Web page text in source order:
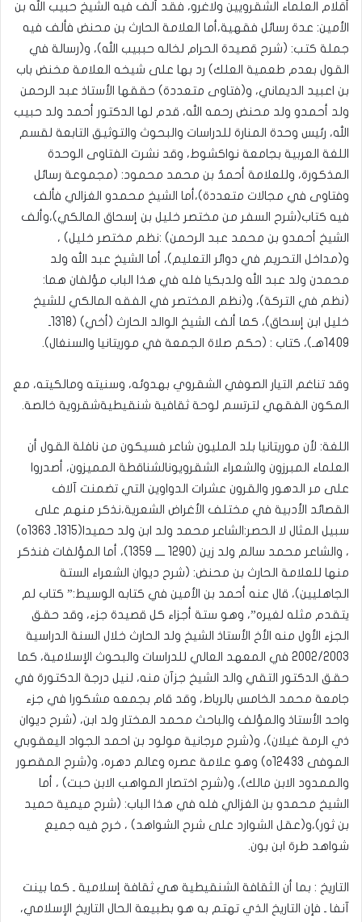
أقلام العلماء الشقرويين ولاغرو، فقد ألف فيه الشيخ حبيب الله بن
الأمين: عدة رسائل فقهية،أما العلامة الحارث بن محنض فألف فيه
جملة كتب: (شرح قصيدة الحرام لخاله حببيب الله)، و(رسالة في
القول بعدم طعمية العلك) رد بها على شيخه العلامة مخنض باب
بن اعبيد الديماني، و(فتاوى متعددة) حققها الأستاذ عبد الرحمن
ولد أحمدو ولد محنض رحمه الله، قدم لها الدكتور أحمد ولد حبيب
الله، رئيس وحدة المنارة للدراسات والبحوث والتوثيق التابعة لقسم
اللغة العربية بجامعة نواكشوط، وقد نشرت الفتاوى الوحدة
المذكورة، وللعلامة أحمدُ بن محمد محمود: (مجموعة رسائل
وفتاوى في مجالات متعددة)،أما الشيخ محمدو الغزالي فألف
فيه كتاب(شرح السفر من مختصر خليل بن إسحاق المالكي)،وألف
الشيخ أحمدو بن محمد عبد الرحمن) :نظم مختصر خليل) ،
و(مداخل التحريم في دوائر التعليم)، أما الشيخ عبد الله ولد
محمدن ولد عبد الله ولدبكيا فله في هذا الباب مؤلفان هما:
(نظم في التركة)، و(نظم المختصر في الفقه المالكي للشيخ
خليل ابن إسحاق)، كما ألف الشيخ الوالد الحارث (أخي) (1318ـ
1409هـ)، كتاب : (حكم صلاة الجمعة في موريتانيا والسنغال).
وقد تناغم التيار الصوفي الشقروي بهدوئه، وسنيته ومالكيته، مع
المكون الفقهي لترتسم لوحة ثقافية شنقيطيةشقروية خالصة.
اللغة: لأن موريتانيا بلد المليون شاعر فسيكون من نافلة القول أن
العلماء المبرزون والشعراء الشقرويونالشناقطة المميزون، أصدروا
على مر الدهور والقرون عشرات الدواوين التي تضمنت آلاف
القصائد الأدبية في مختلف الأغراض الشعرية،نذكر منهم على
سبيل المثال لا الحصر:الشاعر محمد ولد ابن ولد حميدا(1315ـ 1363ه)
، والشاعر محمد سالم ولد زين (1290 ــــ 1359)، أما المؤلفات فنذكر
منها للعلامة الحارث بن محنض: (شرح ديوان الشعراء الستة
الجاهليين)، قال عنه أحمد بن الأمين في كتابه الوسيط:” كتاب لم
يتقدم مثله لغيره”، وهو ستة أجزاء كل قصيدة جزء، وقد حقق
الجزء الأول منه الأخ الأستاذ الشيخ ولد الحارث خلال السنة الدراسية
2002/2003 في المعهد العالي للدراسات والبحوث الإسلامية، كما
حقق الدكتور التقي والد الشيخ جزآن منه، لنيل درجة الدكتورة في
جامعة محمد الخامس بالرباط، وقد قام بجمعه مشكورا في جزء
واحد الأستاذ والمؤلف والباحث محمد المختار ولد ابن، (شرح ديوان
ذي الرمة غيلان)، و(شرح مرجانية مولود بن احمد الجواد اليعقوبي
الموفى 12433ه) وهو علامة عصره وعالم دهره، و(شرح المقصور
والممدود الابن مالك)، و(شرح اختصار المواهب الابن حبت) ، أما
الشيخ محمدو بن الغزالي فله في هذا الباب: (شرح ميمية حميد
بن ثور)،و(عقل الشوارد على شرح الشواهد) ، خرج فيه جميع
شواهد طرة ابن بون.
التاريخ : بما أن الثقافة الشنقيطية هي ثقافة إسلامية ـ كما بينت
آنفا ـ فإن التاريخ الذي تهتم به هو بطبيعة الحال التاريخ الإسلامي،